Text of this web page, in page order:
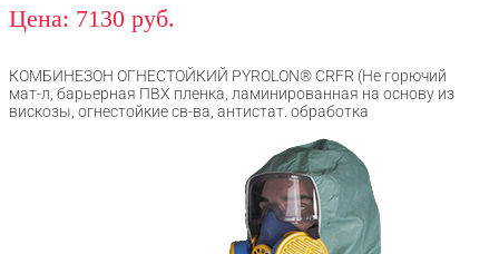
Цена: 7130 руб.
КОМБИНЕЗОН ОГНЕСТОЙКИЙ PYROLON® CRFR (Не горючий
мат-л, барьерная ПВХ пленка, ламинированная на основу из
вискозы, огнестойкие св-ва, антистат. обработка